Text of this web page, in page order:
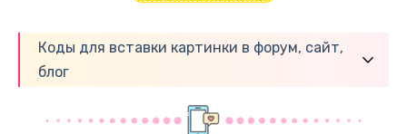
Коды для вставки картинки в форум, сайт,
блог